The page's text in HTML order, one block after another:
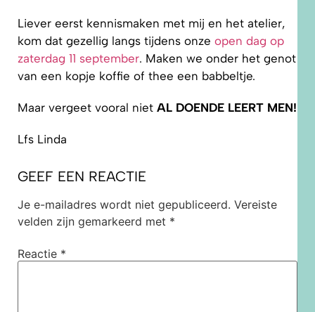
Liever eerst kennismaken met mij en het atelier,
kom dat gezellig langs tijdens onze open dag op
zaterdag 11 september. Maken we onder het genot
van een kopje koffie of thee een babbeltje.
Maar vergeet vooral niet AL DOENDE LEERT MEN!
Lfs Linda
GEEF EEN REACTIE
Je e-mailadres wordt niet gepubliceerd. Vereiste
velden zijn gemarkeerd met *
Reactie *